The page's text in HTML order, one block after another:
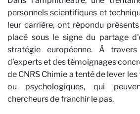
personnels scientifiques et
leur carrière, ont répondu
placé sous le signe du partage
stratégie européenne. À
d’experts et des témoignages
de CNRS Chimie a tenté de lever
ou psychologiques, qui
chercheurs de franchir le pas.